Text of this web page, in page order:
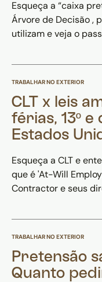
Esqueça a “caixa
Árvore de Decisão ,
utilizam e veja o
TRABALHAR NO EXTERIOR
CLT x leis
férias, 13º
Estados
Esqueça a CLT e
que é 'At-Will
Contractor e seus
TRABALHAR NO EXTERIOR
Pretensão
Quanto